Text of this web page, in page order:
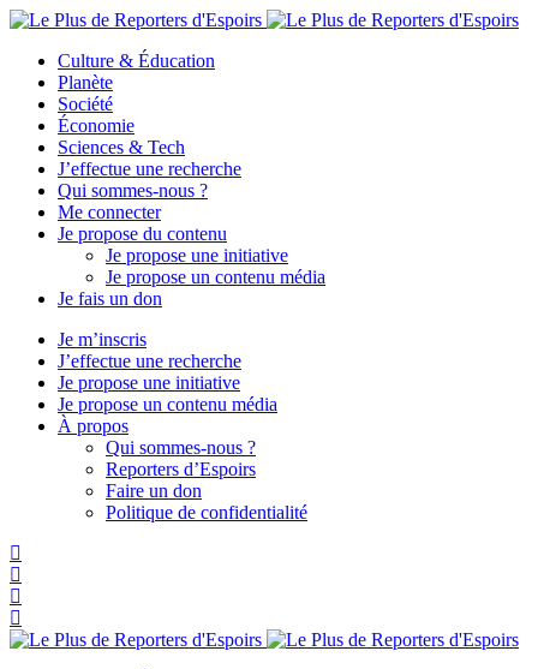
Culture & Éducation
Planète
Société
Économie
Sciences & Tech
J’effectue une recherche
Qui sommes-nous ?
Me connecter
Je propose du contenu
Je propose une initiative
Je propose un contenu média
Je fais un don
Je m’inscris
J’effectue une recherche
Je propose une initiative
Je propose un contenu média
À propos
Qui sommes-nous ?
Reporters d’Espoirs
Faire un don
Politique de confidentialité